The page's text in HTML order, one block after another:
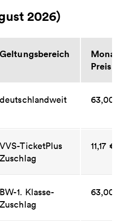
2026)
Geltungsbereich
Preis
deutschlandweit
VVS-TicketPlus
Zuschlag
11,17 €
BW-1. Klasse-
Zuschlag